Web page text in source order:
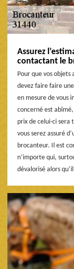
Assurez
contactant le
Pour que vos objets
devez faire faire
en mesure de vous
concerné est
prix de celui-ci sera
vous serez assuré
brocanteur. Il est
n’importe qui,
dévalorisé alors